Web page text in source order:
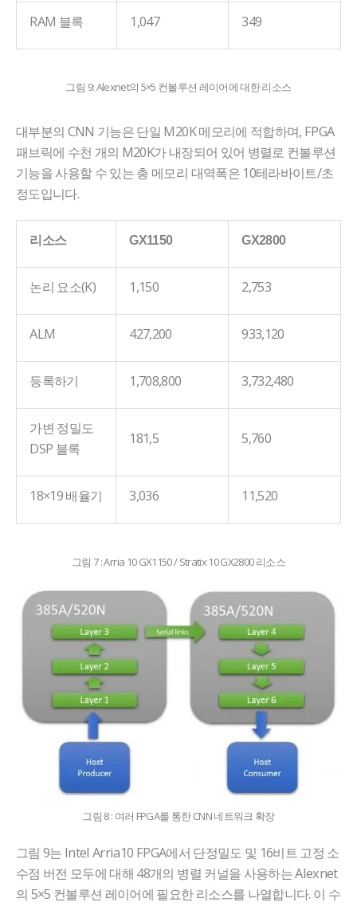
RAM 블록 1,047 349
그림 9: Alexnet의 5×5 컨볼루션 레이어에 대한 리소스
대부분의 CNN 기능은 단일 M20K 메모리에 적합하며, FPGA
패브릭에 수천 개의 M20K가 내장되어 있어 병렬로 컨볼루션
기능을 사용할 수 있는 총 메모리 대역폭은 10테라바이트/초
정도입니다.
리소스 GX1150 GX2800
논리 요소(K) 1,150 2,753
ALM 427,200 933,120
등록하기 1,708,800 3,732,480
가변 정밀도
DSP 블록
181,5 5,760
18×19 배율기 3,036 11,520
그림 7 : Arria 10 GX1150 / Stratix 10 GX2800 리소스
그림 8 : 여러 FPGA를 통한 CNN 네트워크 확장
그림 9는 Intel Arria10 FPGA에서 단정밀도 및 16비트 고정 소
수점 버전 모두에 대해 48개의 병렬 커널을 사용하는 Alexnet
의 5×5 컨볼루션 레이어에 필요한 리소스를 나열합니다. 이 수